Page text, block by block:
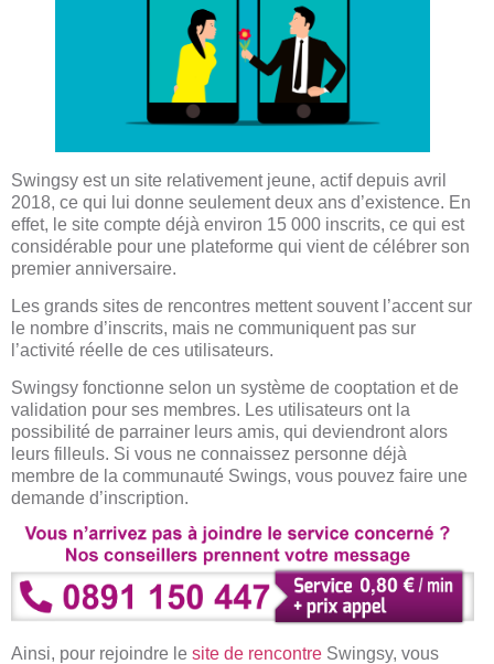
Swingsy est un site relativement jeune, actif depuis avril
2018, ce qui lui donne seulement deux ans d’existence. En
effet, le site compte déjà environ 15 000 inscrits, ce qui est
considérable pour une plateforme qui vient de célébrer son
premier anniversaire.
Les grands sites de rencontres mettent souvent l’accent sur
le nombre d’inscrits, mais ne communiquent pas sur
l’activité réelle de ces utilisateurs.
Swingsy fonctionne selon un système de cooptation et de
validation pour ses membres. Les utilisateurs ont la
possibilité de parrainer leurs amis, qui deviendront alors
leurs filleuls. Si vous ne connaissez personne déjà
membre de la communauté Swings, vous pouvez faire une
demande d’inscription.
Ainsi, pour rejoindre le site de rencontre Swingsy, vous